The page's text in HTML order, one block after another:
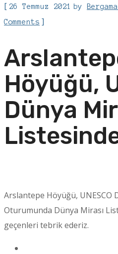
[ 26 Temmuz 2021 by
Comments ]
Höyüğü,
Dünya
Arslantepe Höyüğü, UNESCO
Oturumunda Dünya Mirası
geçenleri tebrik ederiz.